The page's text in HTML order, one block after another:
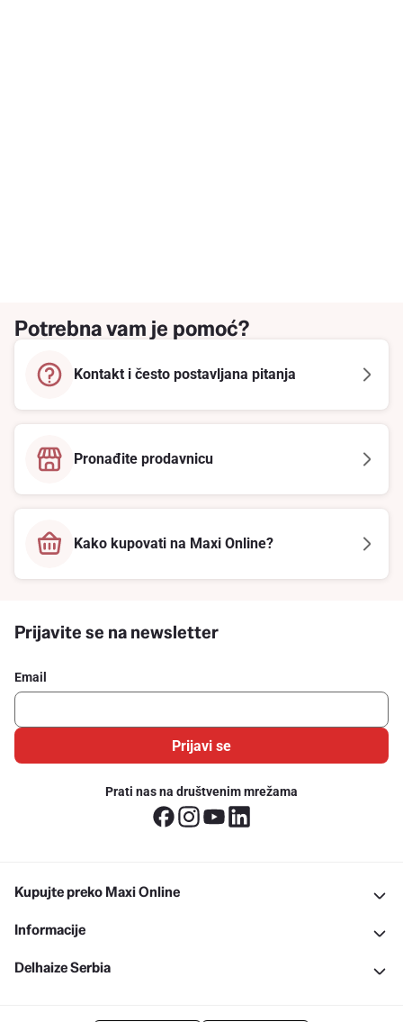
Potrebna vam je pomoć?
Kontakt i često postavljana pitanja
Pronađite prodavnicu
Kako kupovati na Maxi Online?
Prijavite se na newsletter
Email
Prijavi se
Prati nas na društvenim mrežama
Kupujte preko Maxi Online
Informacije
Delhaize Serbia